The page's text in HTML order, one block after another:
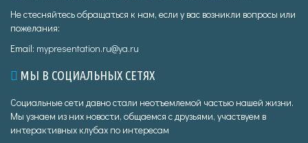
Не стесняйтесь обращаться к нам, если у вас возникли вопросы или
пожелания:
Email: mypresentation.ru@ya.ru
МЫ В СОЦИАЛЬНЫХ СЕТЯХ
Социальные сети давно стали неотъемлемой частью нашей жизни.
Мы узнаем из них новости, общаемся с друзьями, участвуем в
интерактивных клубах по интересам